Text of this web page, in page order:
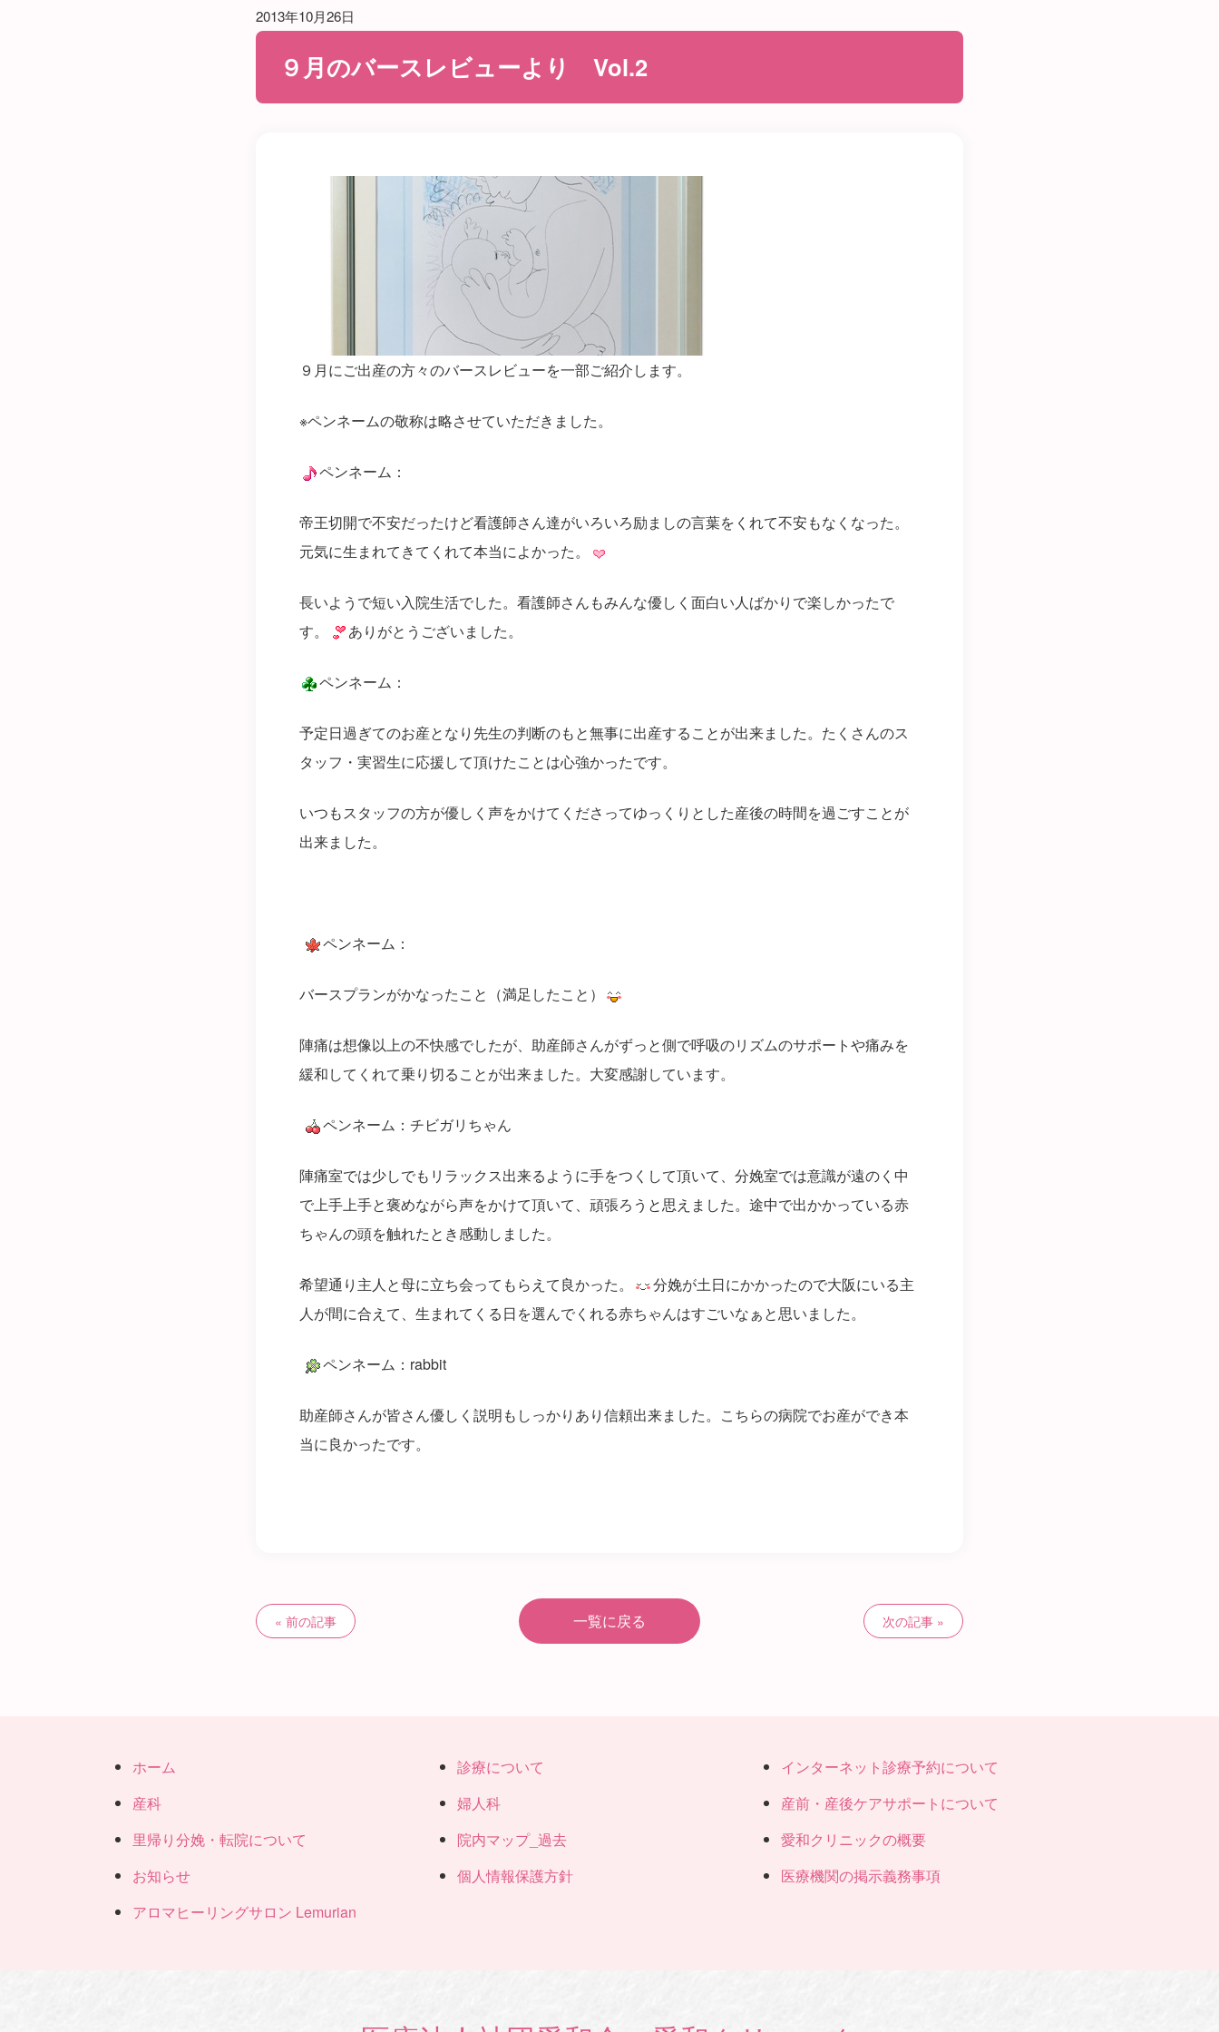
2013年10月26日
９月のバースレビューより Vol.2
９月にご出産の方々のバースレビューを一部ご紹介します。
※ペンネームの敬称は略させていただきました。
ペンネーム：
帝王切開で不安だったけど看護師さん達がいろいろ励ましの言葉をくれて不安もなくなった。
元気に生まれてきてくれて本当によかった。
長いようで短い入院生活でした。看護師さんもみんな優しく面白い人ばかりで楽しかったで
す。
ありがとうございました。
ペンネーム：
予定日過ぎてのお産となり先生の判断のもと無事に出産することが出来ました。たくさんのス
タッフ・実習生に応援して頂けたことは心強かったです。
いつもスタッフの方が優しく声をかけてくださってゆっくりとした産後の時間を過ごすことが
出来ました。
ペンネーム：
バースプランがかなったこと（満足したこと）
陣痛は想像以上の不快感でしたが、助産師さんがずっと側で呼吸のリズムのサポートや痛みを
緩和してくれて乗り切ることが出来ました。大変感謝しています。
ペンネーム：チビガリちゃん
陣痛室では少しでもリラックス出来るように手をつくして頂いて、分娩室では意識が遠のく中
で上手上手と褒めながら声をかけて頂いて、頑張ろうと思えました。途中で出かかっている赤
ちゃんの頭を触れたとき感動しました。
希望通り主人と母に立ち会ってもらえて良かった。
分娩が土日にかかったので大阪にいる主
人が間に合えて、生まれてくる日を選んでくれる赤ちゃんはすごいなぁと思いました。
ペンネーム：rabbit
助産師さんが皆さん優しく説明もしっかりあり信頼出来ました。こちらの病院でお産ができ本
当に良かったです。
前の記事 一覧に戻る 次の記事
ホーム 診療について
インターネット診療予約について
産科
婦人科
産前・産後ケアサポートについて
里帰り分娩・転院について
院内マップ_過去
愛和クリニックの概要
お知らせ
個人情報保護方針
医療機関の掲示義務事項
アロマヒーリングサロン Lemurian